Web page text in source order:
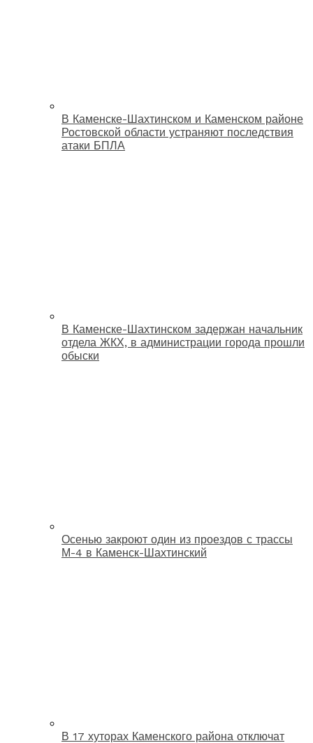
В Каменске-Шахтинском и Каменском районе
Ростовской области устраняют последствия
атаки БПЛА
В Каменске-Шахтинском задержан начальник
отдела ЖКХ, в администрации города прошли
обыски
Осенью закроют один из проездов с трассы
М-4 в Каменск-Шахтинский
В 17 хуторах Каменского района отключат